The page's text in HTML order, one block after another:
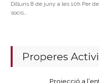
Dilluns 8 de juny a les 10h Per
socis…
Properes
Projecció a